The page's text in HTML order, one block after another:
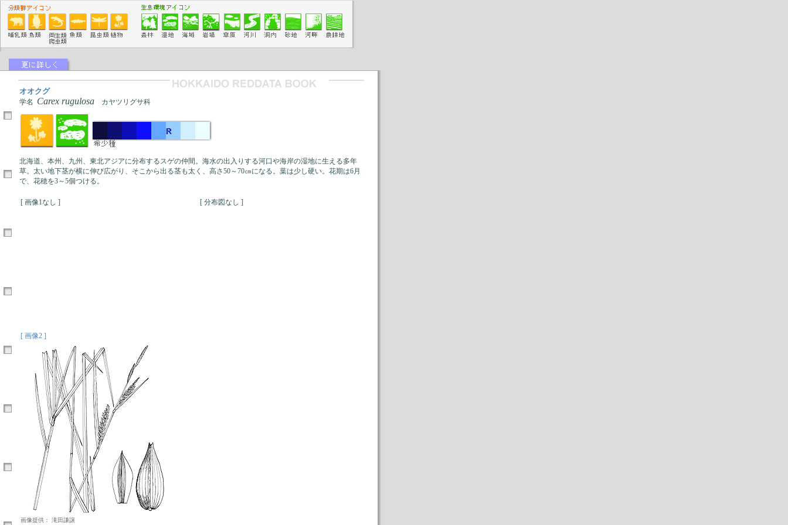
オオクグ
学名 Carex rugulosa カヤツリグサ科
北海道、本州、九州、東北アジアに分布するスゲの仲間。海水の出入りする河口や海岸の湿地に生える多年
草。太い地下茎が横に伸び広がり、そこから出る茎も太く、高さ50～70㎝になる。葉は少し硬い。花期は6月
で、花穂を3～5個つける。
[ 画像1なし ] [ 分布図なし ]
[ 画像2 ]
画像提供： 滝田謙譲